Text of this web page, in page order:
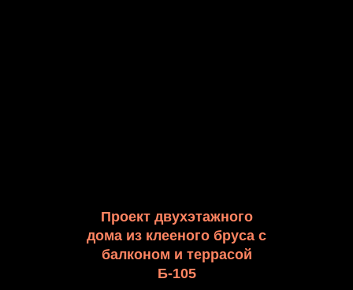
Проект двухэтажного
дома из клееного бруса с
балконом и террасой
Б-105